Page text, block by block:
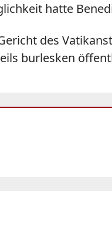
hatte
des
burlesken